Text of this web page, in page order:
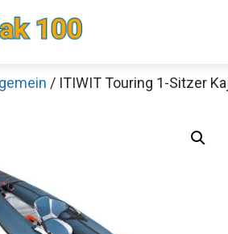
/ ITIWIT Touring 1-Sitzer